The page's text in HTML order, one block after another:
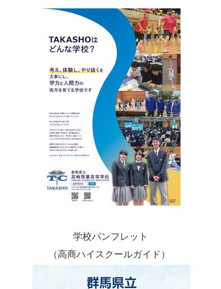
学校パンフレット
（高商ハイスクールガイド）